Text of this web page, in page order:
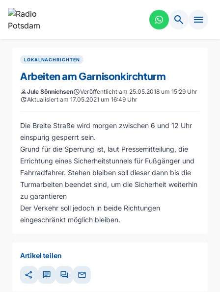
search menu
LOKALNACHRICHTEN
Arbeiten am Garnisonkirchturm
personJule SönnichsenscheduleVeröffentlicht am 25.05.2018 um 15:29 Uhr
updateAktualisiert am 17.05.2021 um 16:49 Uhr
Die Breite Straße wird morgen zwischen 6 und 12 Uhr
einspurig gesperrt sein.
Grund für die Sperrung ist, laut Pressemitteilung, die
Errichtung eines Sicherheitstunnels für Fußgänger und
Fahrradfahrer. Stehen bleiben soll dieser dann bis die
Turmarbeiten beendet sind, um die Sicherheit weiterhin
zu garantieren
Der Verkehr soll jedoch in beide Richtungen
eingeschränkt möglich bleiben.
Artikel teilen
share chat forum mail